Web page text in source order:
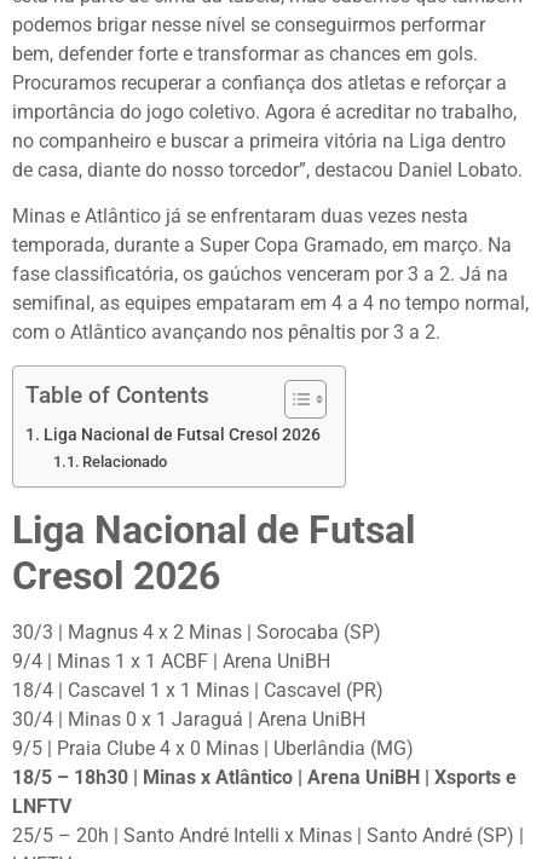
podemos brigar nesse nível se conseguirmos performar
bem, defender forte e transformar as chances em gols.
Procuramos recuperar a confiança dos atletas e reforçar a
importância do jogo coletivo. Agora é acreditar no trabalho,
no companheiro e buscar a primeira vitória na Liga dentro
de casa, diante do nosso torcedor”, destacou Daniel Lobato.
Minas e Atlântico já se enfrentaram duas vezes nesta
temporada, durante a Super Copa Gramado, em março. Na
fase classificatória, os gaúchos venceram por 3 a 2. Já na
semifinal, as equipes empataram em 4 a 4 no tempo normal,
com o Atlântico avançando nos pênaltis por 3 a 2.
Table of Contents
Liga Nacional de Futsal Cresol 2026
Relacionado
Liga Nacional de Futsal
Cresol 2026
30/3 | Magnus 4 x 2 Minas | Sorocaba (SP)
9/4 | Minas 1 x 1 ACBF | Arena UniBH
18/4 | Cascavel 1 x 1 Minas | Cascavel (PR)
30/4 | Minas 0 x 1 Jaraguá | Arena UniBH
9/5 | Praia Clube 4 x 0 Minas | Uberlândia (MG)
18/5 – 18h30 | Minas x Atlântico | Arena UniBH | Xsports e
LNFTV
25/5 – 20h | Santo André Intelli x Minas | Santo André (SP) |